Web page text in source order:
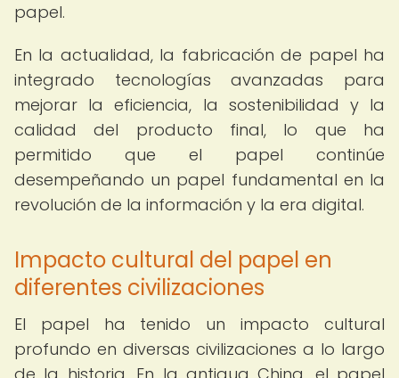
papel.
En la actualidad, la fabricación de papel ha
integrado tecnologías avanzadas para
mejorar la eficiencia, la sostenibilidad y la
calidad del producto final, lo que ha
permitido que el papel continúe
desempeñando un papel fundamental en la
revolución de la información y la era digital.
Impacto cultural del papel en
diferentes civilizaciones
El papel ha tenido un impacto cultural
profundo en diversas civilizaciones a lo largo